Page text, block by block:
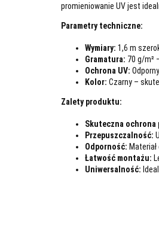
promieniowanie UV jest
Parametry techniczne:
Wymiary: 1,6 m
Gramatura: 70 g/m²
Ochrona UV:
Kolor: Czarny –
Zalety produktu:
Skuteczna ochrona
Przepuszczalność:
Odporność:
Łatwość montażu:
Uniwersalność: